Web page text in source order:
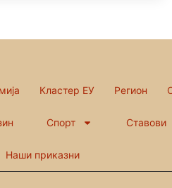
Кластер ЕУ Регион
Спорт Ставови
Наши приказни